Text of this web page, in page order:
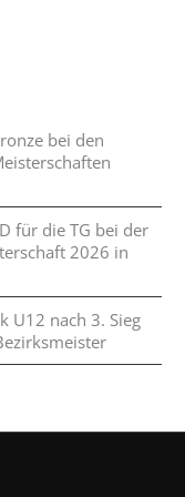
bei den
für die TG bei der
2026 in
U12 nach 3. Sieg